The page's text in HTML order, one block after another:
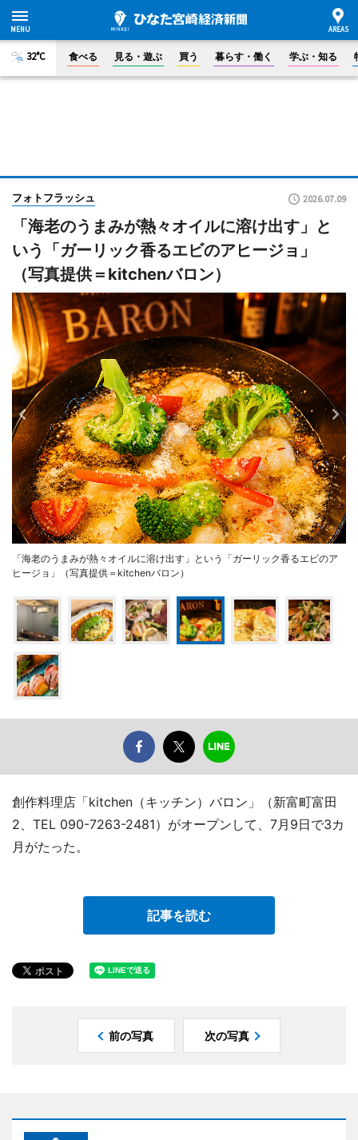
32°C 食べる 見る・遊ぶ 買う 暮らす・働く 学ぶ・知る
フォトフラッシュ 2026.07.09
「海老のうまみが熱々オイルに溶け出す」と
いう「ガーリック香るエビのアヒージョ」
（写真提供＝kitchenバロン）
「海老のうまみが熱々オイルに溶け出す」という「ガーリック香るエビのア
ヒージョ」（写真提供＝kitchenバロン）
創作料理店「kitchen（キッチン）バロン」（新富町富田
2、TEL 090-7263-2481）がオープンして、7月9日で3カ
月がたった。
記事を読む
前の写真 次の写真